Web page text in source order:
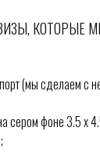
КОТОРЫЕ
(мы сделаем с
сером фоне 3.5 х